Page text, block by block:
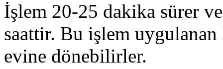
İşlem 20-25 dakika sürer
saattir. Bu işlem uygulanan
evine dönebilirler.